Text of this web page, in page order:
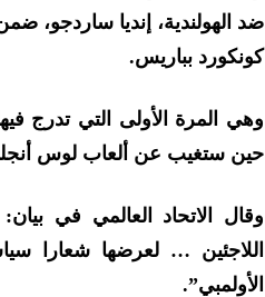
ضد الهولندية، إنديا ساردجو،
كونكورد بباريس.
وهي المرة الأولى التي تدرج
حين ستغيب عن ألعاب لوس أنجلوس
وقال الاتحاد العالمي في
الأولمبي”.